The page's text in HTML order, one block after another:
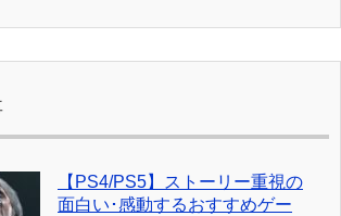
【PS4/PS5】ストーリー重視の
面白い･感動するおすすめゲー